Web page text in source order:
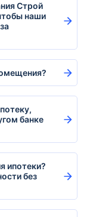
Строй
наши
банке
ипотеки?
без